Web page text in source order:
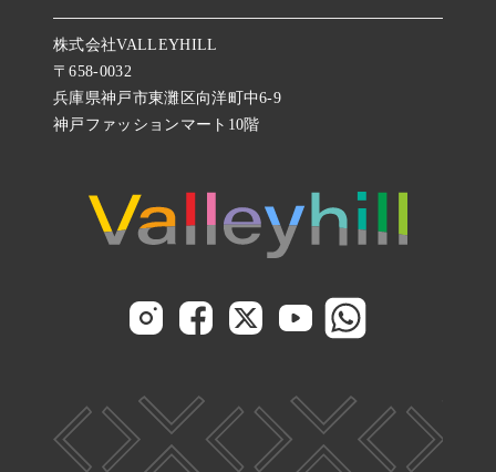
株式会社VALLEYHILL
〒658-0032
兵庫県神戸市東灘区向洋町中6-9
神戸ファッションマート10階